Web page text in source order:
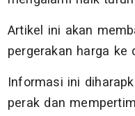
Artikel ini akan
pergerakan harga ke
Informasi ini
perak dan